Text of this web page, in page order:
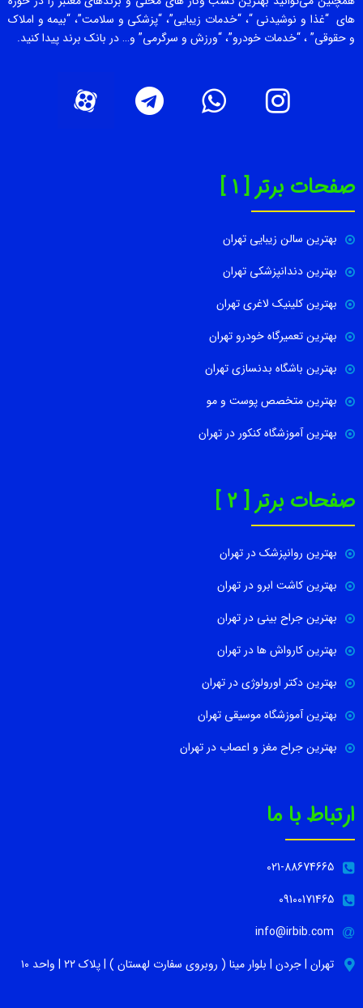
های “غذا و نوشیدنی “، “خدمات زیبایی”، “پزشکی و سلامت”، “بیمه و املاک
و حقوقی” ، “خدمات خودرو”، “ورزش و سرگرمی” و… در بانک برند پیدا کنید.
صفحات برتر [ 1 ]
بهترین سالن زیبایی تهران
بهترین دندانپزشکی تهران
بهترین کلینیک لاغری تهران
بهترین تعمیرگاه خودرو تهران
بهترین باشگاه بدنسازی تهران
بهترین متخصص پوست و مو
بهترین آموزشگاه کنکور در تهران
صفحات برتر [ 2 ]
بهترین روانپزشک در تهران
بهترین کاشت ابرو در تهران
بهترین جراح بینی در تهران
بهترین کارواش ها در تهران
بهترین دکتر اورولوژی در تهران
بهترین آموزشگاه موسیقی تهران
بهترین جراح مغز و اعصاب در تهران
ارتباط با ما
021-88674665
09100171465
info@irbib.com
تهران | جردن | بلوار مینا ( روبروی سفارت لهستان ) | پلاک ۲۲ | واحد ۱۰